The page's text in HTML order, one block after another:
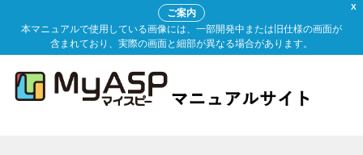
X
ご案内
本マニュアルで使用している画像には、一部開発中または旧仕様の画面が
含まれており、実際の画面と細部が異なる場合があります。